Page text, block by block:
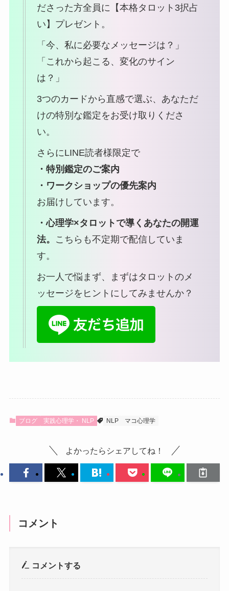
ださった方全員に【本格タロット3択占
い】プレゼント。
「今、私に必要なメッセージは？」
「これから起こる、変化のサイン
は？」
3つのカードから直感で選ぶ、あなただ
けの特別な鑑定をお受け取りくださ
い。
さらにLINE読者様限定で
・特別鑑定のご案内
・ワークショップの優先案内
お届けしています。
・心理学×タロットで導くあなたの開運
法。
こちらも不定期で配信していま
す。
お一人で悩まず、まずはタロットのメ
ッセージをヒントにしてみませんか？
ブログ 実践心理学・ NLP NLP マコ心理学
よかったらシェアしてね！
コメント
コメントする